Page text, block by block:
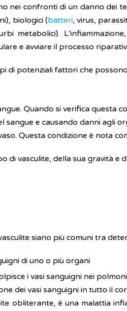
nei confronti di un danno dei
biologici (batteri, virus,
metabolici).
e avviare il processo
di potenziali fattori che
Quando si verifica questa
e causando danni agli
Questa condizione è nota
di vasculite, della sua gravità
siano più comuni tra
di uno o più organi
i vasi sanguigni nei
dei vasi sanguigni in tutto il
obliterante, è una malattia